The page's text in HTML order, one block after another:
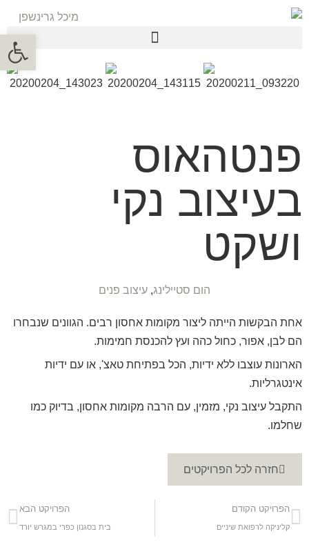
פנטהאוס
בעיצוב נקי
ושקט
הום סטיילינג, עיצוב פנים
אחת הבקשות הייתה ליצור מקומות אחסון רבים. הגוונים שנבחרו
הם לבן, אפור, כחול כהה ועץ להכנסת חמימות.
הארונות עוצבו ללא ידיות, הכל בפתיחת טאצ', או עם ידיות
אינטגרליות.
התקבל עיצוב נקי, מזמין, עם הרבה מקומות אחסון, בדיוק כמו
שחלמו.
חזרה לכל הפרויקטים
הפרויקט הקודם
קליניקה לרפואת שיניים
הפרויקט הבא
בית בסגנון כפרי במגרש יורד
פתח